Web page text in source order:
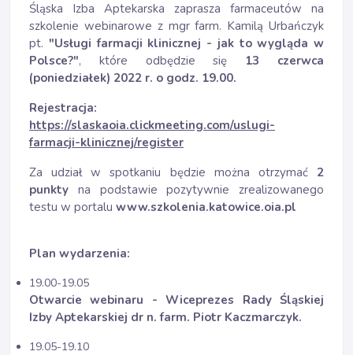
Śląska Izba Aptekarska zaprasza farmaceutów na
szkolenie webinarowe z mgr farm. Kamilą Urbańczyk
pt. "Usługi farmacji klinicznej - jak to wygląda w
Polsce?", które odbędzie się 13 czerwca
(poniedziałek) 2022 r. o godz. 19.00.
Rejestracja:
https://slaskaoia.clickmeeting.com/uslugi-
farmacji-klinicznej/register
Za udział w spotkaniu będzie można otrzymać 2
punkty na podstawie pozytywnie zrealizowanego
testu w portalu www.szkolenia.katowice.oia.pl
Plan wydarzenia:
19.00-19.05
Otwarcie webinaru - Wiceprezes Rady Śląskiej
Izby Aptekarskiej dr n. farm. Piotr Kaczmarczyk.
19.05-19.10